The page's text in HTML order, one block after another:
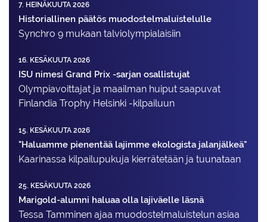
7. HEINÄKUUTA 2026
Historiallinen päätös muodostelmaluistelulle
Synchro 9 mukaan talviolympialaisiin
16. KESÄKUUTA 2026
ISU nimesi Grand Prix -sarjan osallistujat
Olympiavoittajat ja maailman huiput saapuvat
Finlandia Trophy Helsinki -kilpailuun
15. KESÄKUUTA 2026
"Haluamme pienentää lajimme ekologista jalanjälkeä"
Kaarinassa kilpailupukuja kierrätetään ja tuunataan
25. KESÄKUUTA 2026
Marigold-alumni haluaa olla lajiväelle läsnä
Tessa Tamminen ajaa muodostelma­luistelun asiaa